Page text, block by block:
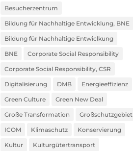
Besucherzentrum
Bildung für Nachhaltige Entwicklung, BNE
Bildung für Nachhaltige Entwiclkung
BNE Corporate Social Responsibility
Corporate Social Responsibility, CSR
Digitalisierung DMB Energieeffizienz
Green Culture Green New Deal
Große Transformation Großschutzgebiet
ICOM Klimaschutz Konservierung
Kultur Kulturgütertransport